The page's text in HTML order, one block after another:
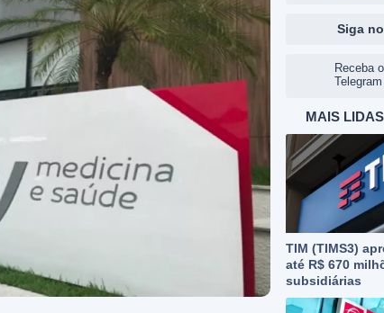
Siga
Receba
MAIS
TIM (TIMS3)
até R$ 670
subsidiárias